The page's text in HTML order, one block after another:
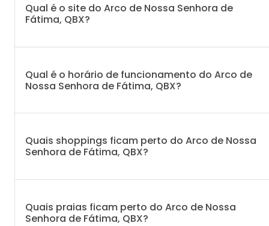
Qual é o site do Arco de Nossa Senhora de
Fátima, QBX?
Qual é o horário de funcionamento do Arco de
Nossa Senhora de Fátima, QBX?
Quais shoppings ficam perto do Arco de Nossa
Senhora de Fátima, QBX?
Quais praias ficam perto do Arco de Nossa
Senhora de Fátima, QBX?